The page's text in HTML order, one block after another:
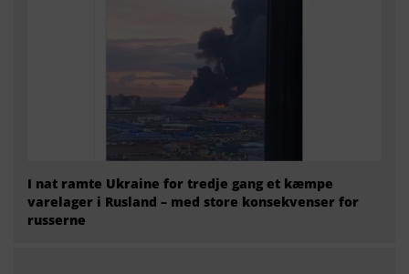
I nat ramte Ukraine for tredje gang et kæmpe
varelager i Rusland – med store konsekvenser for
russerne